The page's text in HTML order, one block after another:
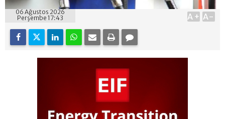
06 Ağustos 2026
Perşembe 17:43
A+ A-